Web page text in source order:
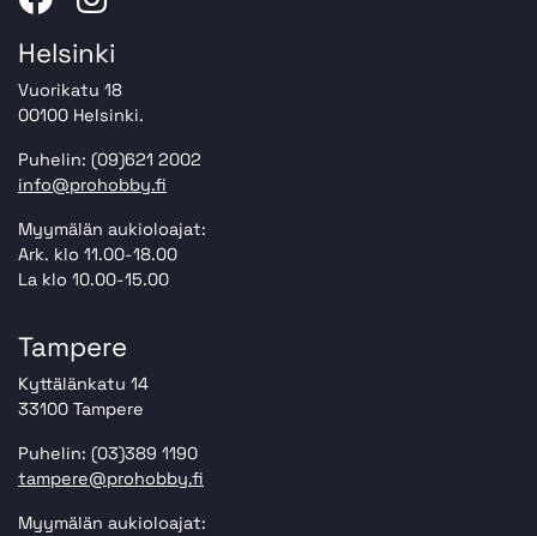
Helsinki
Vuorikatu 18
00100 Helsinki.
Puhelin: (09)621 2002
info@prohobby.fi
Myymälän aukioloajat:
Ark. klo 11.00-18.00
La klo 10.00-15.00
Tampere
Kyttälänkatu 14
33100 Tampere
Puhelin: (03)389 1190
tampere@prohobby.fi
Myymälän aukioloajat: